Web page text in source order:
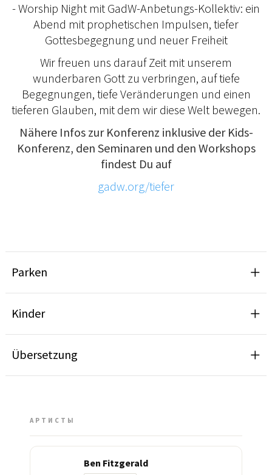
- Worship Night mit GadW-Anbetungs-Kollektiv: ein
Abend mit prophetischen Impulsen, tiefer
Gottesbegegnung und neuer Freiheit
Wir freuen uns darauf Zeit mit unserem
wunderbaren Gott zu verbringen, auf tiefe
Begegnungen, tiefe Veränderungen und einen
tieferen Glauben, mit dem wir diese Welt bewegen.
Nähere Infos zur Konferenz inklusive der Kids-
Konferenz, den Seminaren und den Workshops
findest Du auf
gadw.org/tiefer
Parken
Kinder
Übersetzung
АРТИСТЫ
Ben Fitzgerald